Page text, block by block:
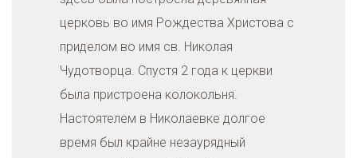
церковь во имя Рождества Христова с
приделом во имя св. Николая
Чудотворца. Спустя 2 года к церкви
была пристроена колокольня.
Настоятелем в Николаевке долгое
время был крайне незаурядный